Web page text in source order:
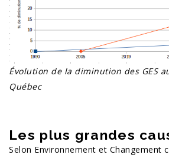
Évolution de la diminution des GES
Québec
Les plus grandes
Selon Environnement et Changement